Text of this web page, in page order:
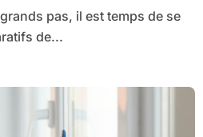
de...